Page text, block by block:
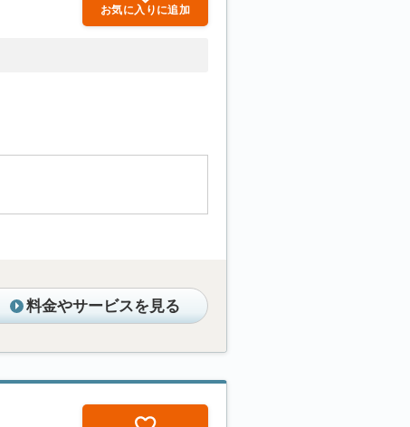
お気に入りに追加
料金やサービスを見る